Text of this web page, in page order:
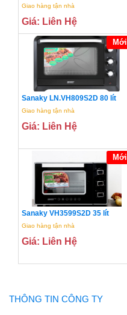
Giao hàng tận nhà
Giá: Liên Hệ
Mới
Sanaky LN.VH809S2D 80 lít
Giao hàng tận nhà
Giá: Liên Hệ
Mới
Sanaky VH3599S2D 35 lít
Giao hàng tận nhà
Giá: Liên Hệ
THÔNG TIN CÔNG TY